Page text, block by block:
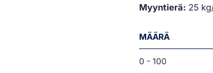
Myyntierä: 25
MÄÄRÄ
0 - 100